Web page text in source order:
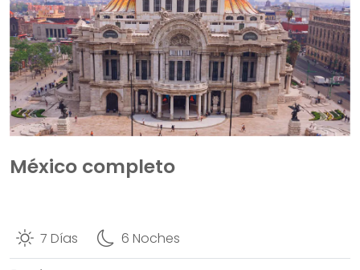
México completo
7 Días
6 Noches